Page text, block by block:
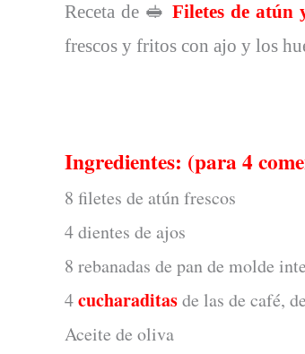
Receta de 🥪 Filetes de atún
frescos y fritos con ajo y los
Ingredientes: (para 4
8 filetes de atún frescos
4 dientes de ajos
8 rebanadas de pan de molde
4cucharaditasde las de café,
Aceite de oliva